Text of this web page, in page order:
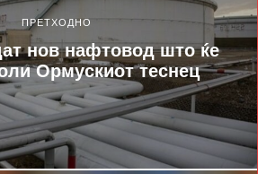
ПРЕТХОДНО
нов нафтовод што ќе
Ормускиот теснец